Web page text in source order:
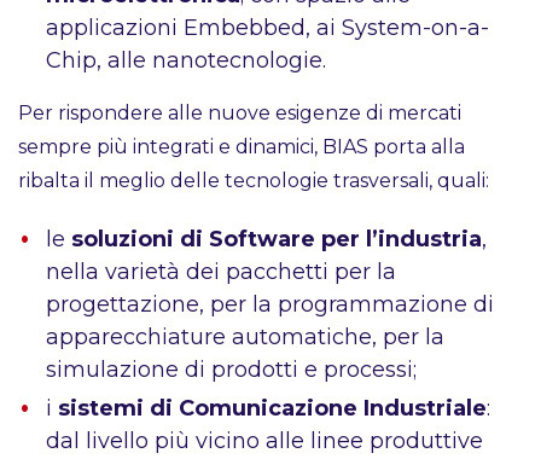
applicazioni Embebbed, ai System-on-a-
Chip, alle nanotecnologie.
Per rispondere alle nuove esigenze di mercati
sempre più integrati e dinamici, BIAS porta alla
ribalta il meglio delle tecnologie trasversali, quali:
le soluzioni di Software per l’industria,
nella varietà dei pacchetti per la
progettazione, per la programmazione di
apparecchiature automatiche, per la
simulazione di prodotti e processi;
i sistemi di Comunicazione Industriale:
dal livello più vicino alle linee produttive